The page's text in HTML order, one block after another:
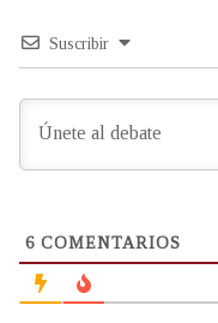
Suscribir
6 COMENTARIOS